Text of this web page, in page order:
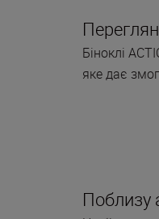
Біноклі
яке дає
Поблизу